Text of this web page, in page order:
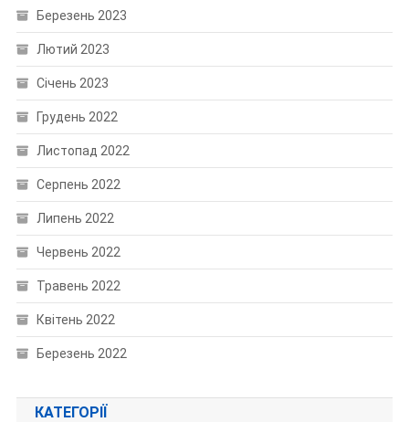
Березень 2023
Лютий 2023
Січень 2023
Грудень 2022
Листопад 2022
Серпень 2022
Липень 2022
Червень 2022
Травень 2022
Квітень 2022
Березень 2022
КАТЕГОРІЇ